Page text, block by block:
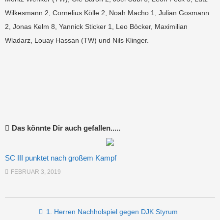
Wilkesmann 2, Cornelius Kölle 2, Noah Macho 1, Julian Gosmann
2, Jonas Kelm 8, Yannick Sticker 1, Leo Böcker, Maximilian
Wladarz, Louay Hassan (TW) und Nils Klinger.
Das könnte Dir auch gefallen.....
SC III punktet nach großem Kampf
FEBRUAR 3, 2019
Post navigation
1. Herren Nachholspiel gegen DJK Styrum